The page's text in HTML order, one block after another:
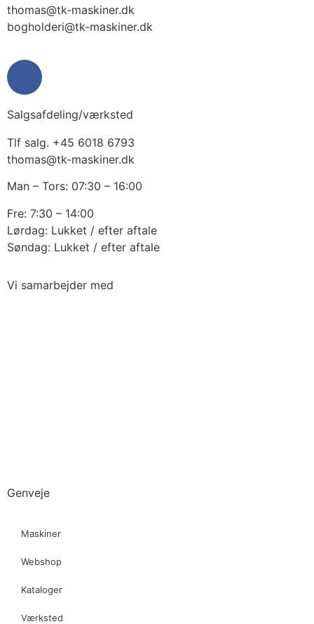
thomas@tk-maskiner.dk
bogholderi@tk-maskiner.dk
Salgsafdeling/værksted
Tlf salg. +45 6018 6793
thomas@tk-maskiner.dk
Man – Tors: 07:30 – 16:00
Fre: 7:30 – 14:00
Lørdag: Lukket / efter aftale
Søndag: Lukket / efter aftale
Vi samarbejder med
Genveje
Maskiner
Webshop
Kataloger
Værksted